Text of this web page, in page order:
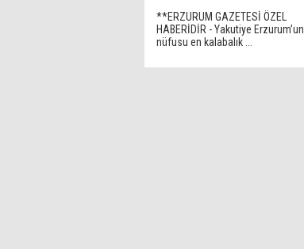
**ERZURUM GAZETESİ ÖZEL
HABERİDİR - Yakutiye Erzurum’un
nüfusu en kalabalık ...